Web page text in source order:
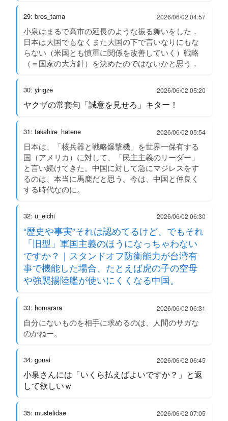
29: bros_tama 2026/06/02 04:57
小泉はまるで高市の延長のような振る舞いをした．
日本は大国でもなくまた大国の下で言いなりにもな
らない（米国とも慎重に関係を改善していく）戦略
（＝国家の大方針）を決めたのではないかと思う．
30: yingze 2026/06/02 05:20
ヤクザの常套句「誠意を見せろ」キター！
31: takahire_hatene 2026/06/02 05:54
日本は、「核兵器と戦略爆撃機」を世界一保有する
国（アメリカ）に対して、「民主主義のリーダー」
と言い続けてきた。中国に対して急にマジレスをす
るのは、本当に馬鹿だと思う。今は、中国と仲良く
する時代なのに。
32: u_eichi 2026/06/02 06:30
“歴史や事実”それは認めてるけど、でもそれ
「旧型」軍国主義のほうになっちゃわない
ですか？｜スタンドオフ防衛能力が台湾有
事で機能した場合、たとえば虎の子の空母
や強襲揚陸艦が使いにくくなる中国。
33: homarara 2026/06/02 06:31
自分にないものを相手に求めるのは、人間のサガな
のかねー。
34: gonai 2026/06/02 06:45
小泉さんには「いくら払えばよいですか？」と返
して欲しいｗ
35: mustelidae 2026/06/02 07:05